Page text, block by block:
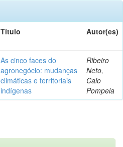
Título Autor(es)
As cinco faces do
agronegócio: mudanças
climáticas e territoriais
indígenas
Ribeiro
Neto,
Caio
Pompeia